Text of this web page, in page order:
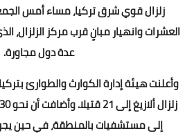
زلزال قوي شرق تركيا، مساء أمس
العشرات وانهيار مبانٍ قرب مركز الزلزال،
عدة دول مجاورة.
وأعلنت هيئة إدارة الكوارث والطوارئ
إلى مستشفيات بالمنطقة، في حين